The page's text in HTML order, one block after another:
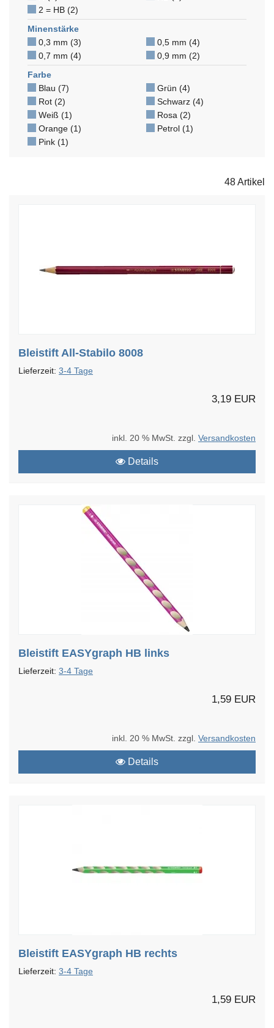
2 = HB (2)
Minenstärke
0,3 mm (3)
0,5 mm (4)
0,7 mm (4)
0,9 mm (2)
Farbe
Blau (7)
Grün (4)
Rot (2)
Schwarz (4)
Weiß (1)
Rosa (2)
Orange (1)
Petrol (1)
Pink (1)
48 Artikel
Bleistift All-Stabilo 8008
Lieferzeit: 3-4 Tage
3,19 EUR
inkl. 20 % MwSt. zzgl. Versandkosten
Details
Bleistift EASYgraph HB links
Lieferzeit: 3-4 Tage
1,59 EUR
inkl. 20 % MwSt. zzgl. Versandkosten
Details
Bleistift EASYgraph HB rechts
Lieferzeit: 3-4 Tage
1,59 EUR